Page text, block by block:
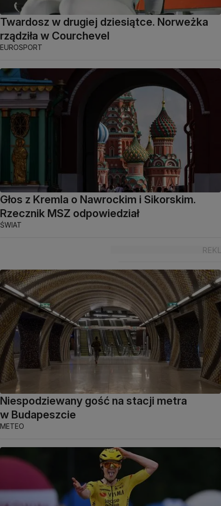
Twardosz w drugiej dziesiątce. Norweżka
rządziła w Courchevel
EUROSPORT
Głos z Kremla o Nawrockim i Sikorskim.
Rzecznik MSZ odpowiedział
ŚWIAT
Niespodziewany gość na stacji metra
w Budapeszcie
METEO